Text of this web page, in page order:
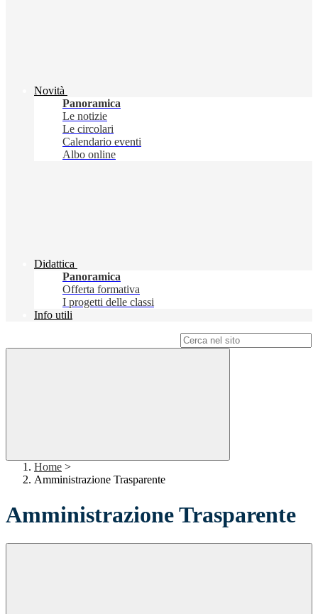
Novità
Panoramica
Le notizie
Le circolari
Calendario eventi
Albo online
Didattica
Panoramica
Offerta formativa
I progetti delle classi
Info utili
Home >
Amministrazione Trasparente
Amministrazione Trasparente